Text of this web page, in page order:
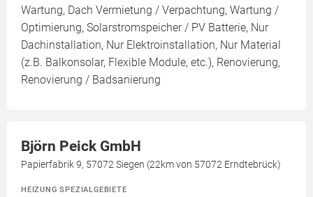
Wartung, Dach Vermietung / Verpachtung, Wartung /
Optimierung, Solarstromspeicher / PV Batterie, Nur
Dachinstallation, Nur Elektroinstallation, Nur Material
(z.B. Balkonsolar, Flexible Module, etc.), Renovierung,
Renovierung / Badsanierung
Björn Peick GmbH
Papierfabrik 9, 57072 Siegen (22km von 57072 Erndtebrück)
HEIZUNG SPEZIALGEBIETE